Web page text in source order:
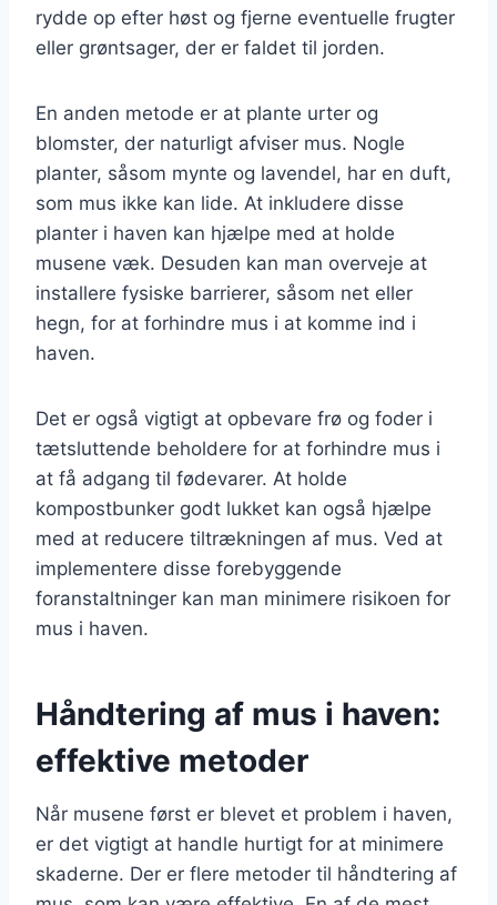
rydde op efter høst og fjerne eventuelle frugter
eller grøntsager, der er faldet til jorden.
En anden metode er at plante urter og
blomster, der naturligt afviser mus. Nogle
planter, såsom mynte og lavendel, har en duft,
som mus ikke kan lide. At inkludere disse
planter i haven kan hjælpe med at holde
musene væk. Desuden kan man overveje at
installere fysiske barrierer, såsom net eller
hegn, for at forhindre mus i at komme ind i
haven.
Det er også vigtigt at opbevare frø og foder i
tætsluttende beholdere for at forhindre mus i
at få adgang til fødevarer. At holde
kompostbunker godt lukket kan også hjælpe
med at reducere tiltrækningen af mus. Ved at
implementere disse forebyggende
foranstaltninger kan man minimere risikoen for
mus i haven.
Håndtering af mus i haven:
effektive metoder
Når musene først er blevet et problem i haven,
er det vigtigt at handle hurtigt for at minimere
skaderne. Der er flere metoder til håndtering af